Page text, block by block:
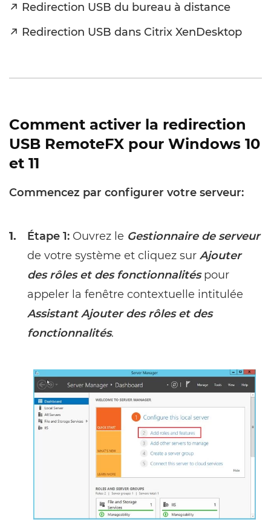
Redirection USB du bureau à distance
Redirection USB dans Citrix XenDesktop
Comment activer la redirection
USB RemoteFX pour Windows 10
et 11
Commencez par configurer votre serveur:
1. Étape 1: Ouvrez le Gestionnaire de serveur
de votre système et cliquez sur Ajouter
des rôles et des fonctionnalitéspour
appeler la fenêtre contextuelle intitulée
Assistant Ajouter des rôles et des
fonctionnalités.